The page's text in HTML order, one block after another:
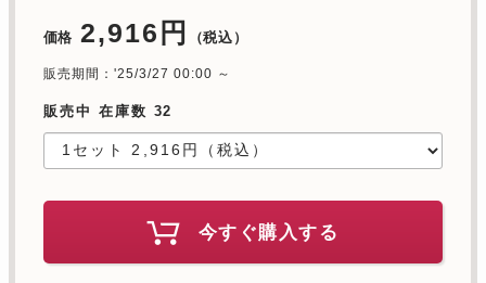
価格 2,916円 （税込）
販売期間：'25/3/27 00:00 ～
販売中 在庫数 32
今すぐ購入する